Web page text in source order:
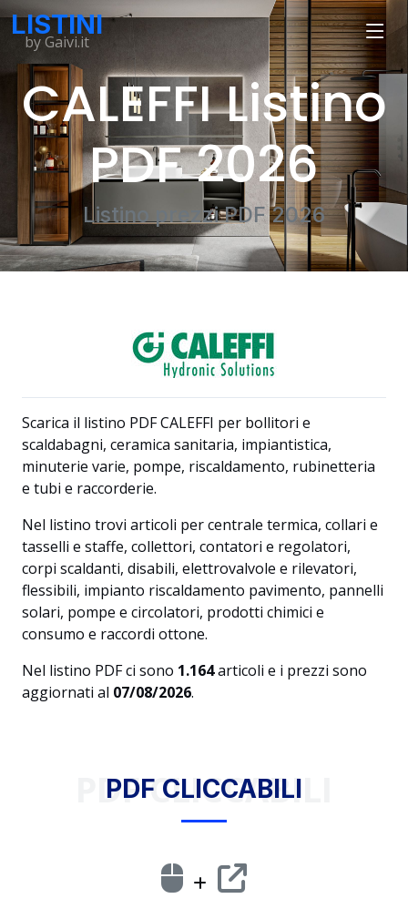
LISTINI
by Gaivi.it
CALEFFI Listino
PDF 2026
Listino prezzi PDF 2026
Scarica il listino PDF CALEFFI per bollitori e
scaldabagni, ceramica sanitaria, impiantistica,
minuterie varie, pompe, riscaldamento, rubinetteria
e tubi e raccorderie.
Nel listino trovi articoli per centrale termica, collari e
tasselli e staffe, collettori, contatori e regolatori,
corpi scaldanti, disabili, elettrovalvole e rilevatori,
flessibili, impianto riscaldamento pavimento, pannelli
solari, pompe e circolatori, prodotti chimici e
consumo e raccordi ottone.
Nel listino PDF ci sono 1.164articoli e i prezzi sono
aggiornati al 07/08/2026.
PDF CLICCABILI
PDF CLICCABILI